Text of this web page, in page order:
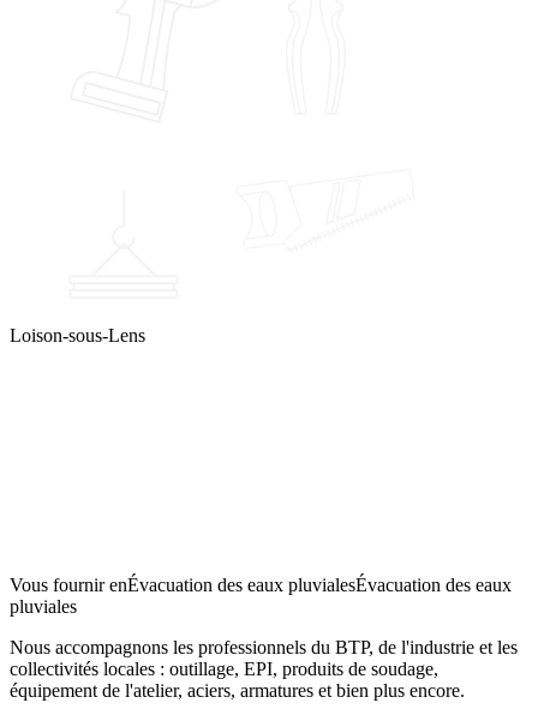
Loison-sous-Lens
Vous fournir enÉvacuation des eaux pluvialesÉvacuation des eaux
pluviales
Nous accompagnons les professionnels du BTP, de l'industrie et les
collectivités locales : outillage, EPI, produits de soudage,
équipement de l'atelier, aciers, armatures et bien plus encore.